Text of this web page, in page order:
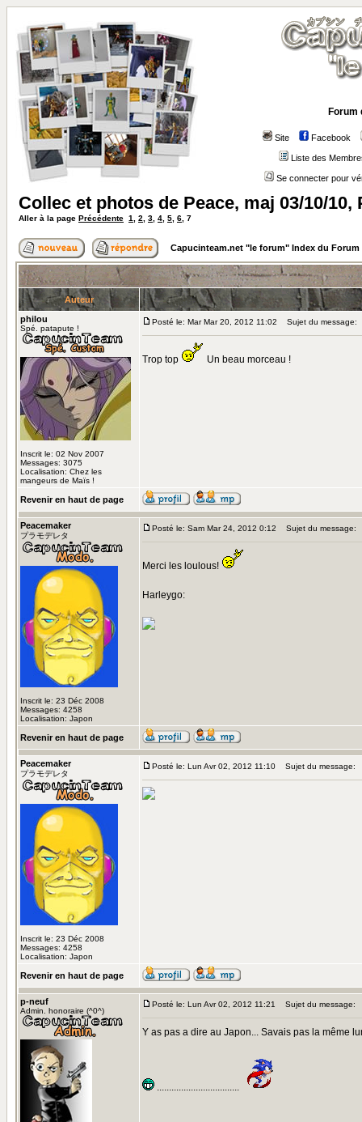
Forum
Site Facebook
Liste des
Se connecter pour
Collec et photos de Peace, maj 03/10/10,
Aller à la page Précédente 1 2 3 4 5 6 7
Capucinteam.net "le forum" Index du Forum
Auteur
philou
Spé. patapute !
Inscrit le: 02 Nov 2007
Messages: 3075
Localisation: Chez les
mangeurs de Maïs !
Posté le: Mar Mar 20, 2012 11:02 Sujet du message:
Trop top Un beau morceau !
Revenir en haut de page
Peacemaker
プラモデレタ
Inscrit le: 23 Déc 2008
Messages: 4258
Localisation: Japon
Posté le: Sam Mar 24, 2012 0:12 Sujet du message:
Merci les loulous!
Harleygo:
Revenir en haut de page
Peacemaker
プラモデレタ
Inscrit le: 23 Déc 2008
Messages: 4258
Localisation: Japon
Posté le: Lun Avr 02, 2012 11:10 Sujet du message:
Revenir en haut de page
p-neuf
Admin. honoraire (^0^)
Posté le: Lun Avr 02, 2012 11:21 Sujet du message:
Y as pas a dire au Japon... Savais pas la même
..................................